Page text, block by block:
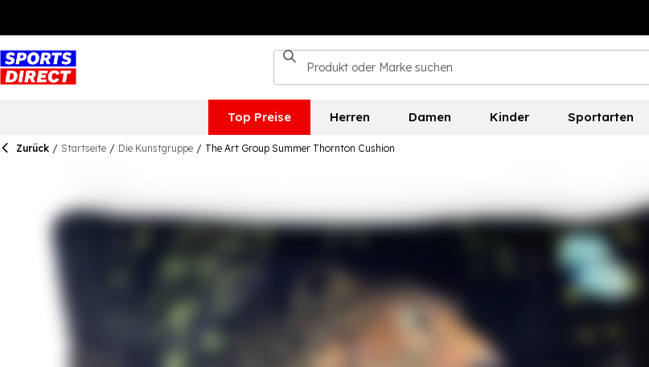
Top Preise Herren Damen Kinder Sportarten
Zurück / Startseite / Die Kunstgruppe / The Art Group Summer Thornton Cushion